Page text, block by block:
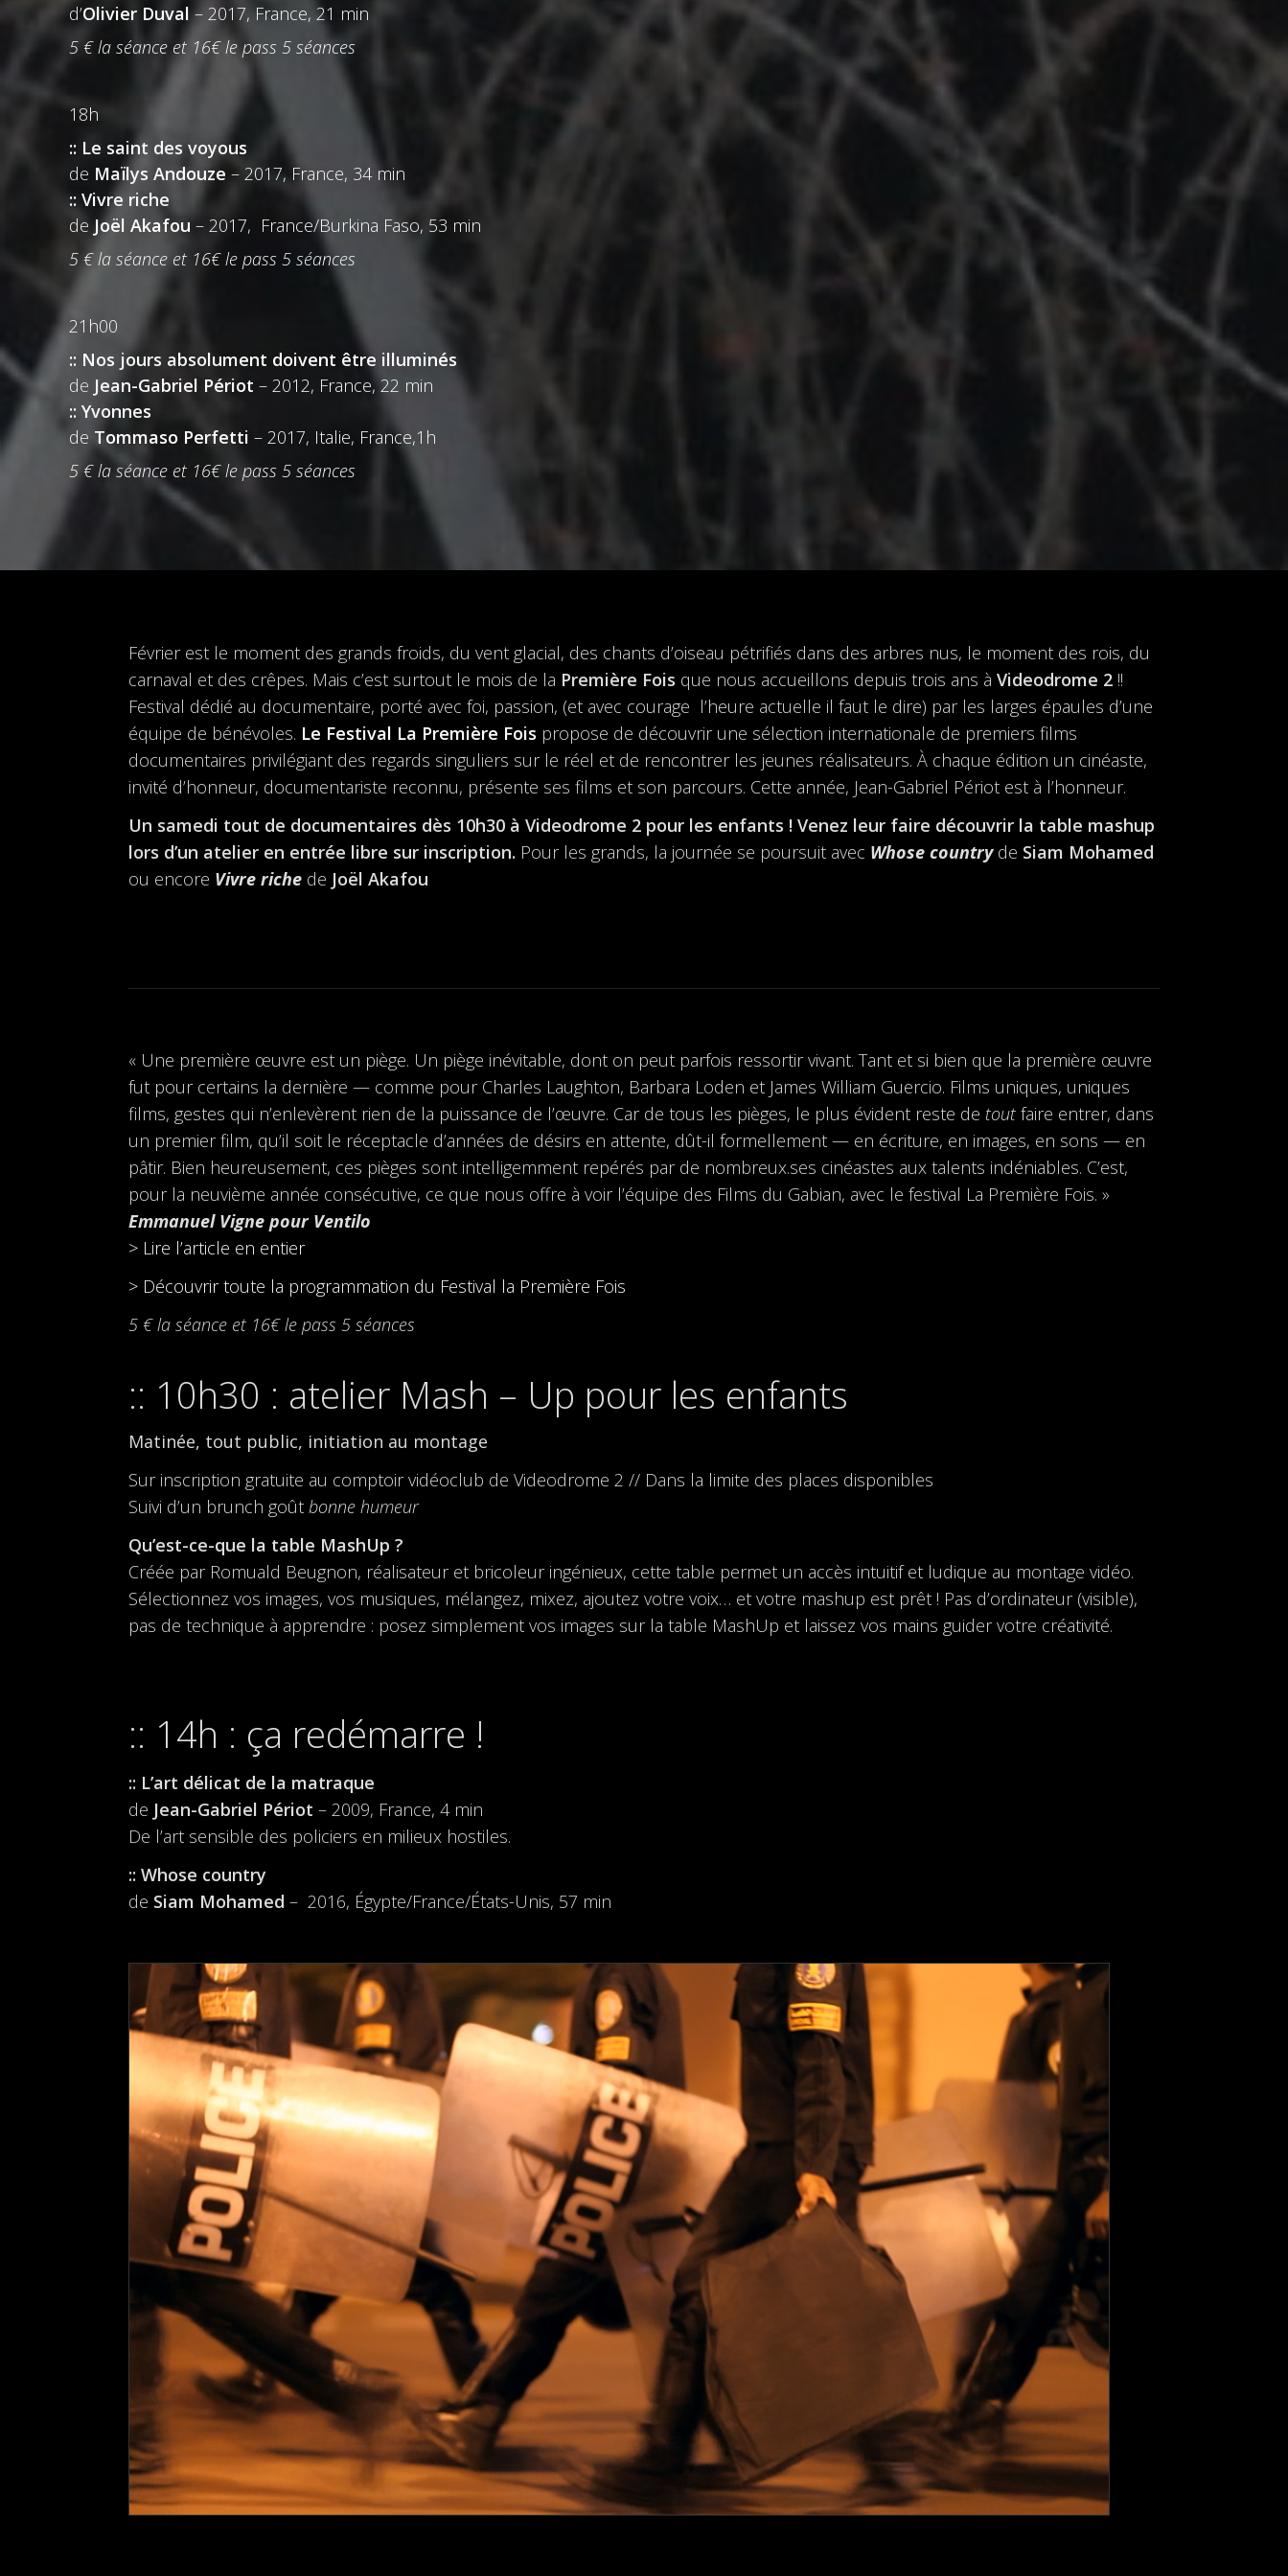
d’Olivier Duval– 2017, France, 21 min
5 € la séance et 16€ le pass 5 séances
18h
:: Le saint des voyous
de Maïlys Andouze – 2017, France, 34 min
:: Vivre riche
de Joël Akafou – 2017, France/Burkina Faso, 53 min
5 € la séance et 16€ le pass 5 séances
21h00
:: Nos jours absolument doivent être illuminés
de Jean-Gabriel Périot – 2012, France, 22 min
:: Yvonnes
de Tommaso Perfetti – 2017, Italie, France,1h
5 € la séance et 16€ le pass 5 séances
Février est le moment des grands froids, du vent glacial, des chants d’oiseau pétrifiés dans des arbres nus, le moment des rois, du
carnaval et des crêpes. Mais c’est surtout le mois de la Première Fois que nous accueillons depuis trois ans àVideodrome 2 !!
Festival dédié au documentaire, porté avec foi, passion, (et avec courage l’heure actuelle il faut le dire) par les larges épaules d’une
équipe de bénévoles. Le Festival La Première Fois propose de découvrir une sélection internationale de premiers films
documentaires privilégiant des regards singuliers sur le réel et de rencontrer les jeunes réalisateurs. À chaque édition un cinéaste,
invité d’honneur, documentariste reconnu, présente ses films et son parcours. Cette année, Jean-Gabriel Périot est à l’honneur.
Un samedi tout de documentaires dès 10h30 à Videodrome 2 pour les enfants ! Venez leur faire découvrir la table mashup
lors d’un atelier en entrée libre sur inscription. Pour les grands, la journée se poursuit avec Whose country de Siam Mohamed
ou encore Vivre riche de Joël Akafou
« Une première œuvre est un piège. Un piège inévitable, dont on peut parfois ressortir vivant. Tant et si bien que la première œuvre
fut pour certains la dernière — comme pour Charles Laughton, Barbara Loden et James William Guercio. Films uniques, uniques
films, gestes qui n’enlevèrent rien de la puissance de l’œuvre. Car de tous les pièges, le plus évident reste de tout faire entrer, dans
un premier film, qu’il soit le réceptacle d’années de désirs en attente, dût-il formellement — en écriture, en images, en sons — en
pâtir. Bien heureusement, ces pièges sont intelligemment repérés par de nombreux.ses cinéastes aux talents indéniables. C’est,
pour la neuvième année consécutive, ce que nous offre à voir l’équipe des Films du Gabian, avec le festival La Première Fois. »
Emmanuel Vigne pour Ventilo
> Lire l’article en entier
> Découvrir toute la programmation du Festival la Première Fois
5 € la séance et 16€ le pass 5 séances
10h30 : atelier Mash – Up pour les enfants
Matinée, tout public, initiation au montage
Sur inscription gratuite au comptoir vidéoclub de Videodrome 2 // Dans la limite des places disponibles
Suivi d’un brunch goût bonne humeur
Qu’est-ce-que la table MashUp ?
Créée par Romuald Beugnon, réalisateur et bricoleur ingénieux, cette table permet un accès intuitif et ludique au montage vidéo.
Sélectionnez vos images, vos musiques, mélangez, mixez, ajoutez votre voix… et votre mashup est prêt ! Pas d’ordinateur (visible),
pas de technique à apprendre : posez simplement vos images sur la table MashUp et laissez vos mains guider votre créativité.
14h : ça redémarre !
:: L’art délicat de la matraque
de Jean-Gabriel Périot – 2009, France, 4 min
De l’art sensible des policiers en milieux hostiles.
:: Whose country
de Siam Mohamed – 2016, Égypte/France/États-Unis, 57 min